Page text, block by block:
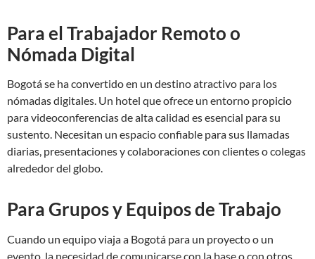
Para el Trabajador Remoto o
Nómada Digital
Bogotá se ha convertido en un destino atractivo para los
nómadas digitales. Un hotel que ofrece un entorno propicio
para videoconferencias de alta calidad es esencial para su
sustento. Necesitan un espacio confiable para sus llamadas
diarias, presentaciones y colaboraciones con clientes o colegas
alrededor del globo.
Para Grupos y Equipos de Trabajo
Cuando un equipo viaja a Bogotá para un proyecto o un
evento, la necesidad de comunicarse con la base o con otros